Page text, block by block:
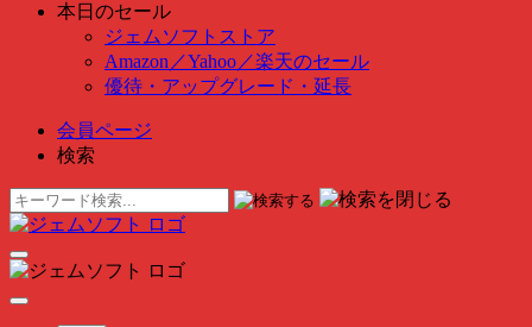
本日のセール
ジェムソフトストア
Amazon ／Yahoo ／楽天のセール
優待・アップグレード・延長
会員ページ
検索